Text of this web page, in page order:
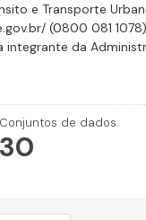
e Transporte
(0800 081
integrante da
Conjuntos de dados
30